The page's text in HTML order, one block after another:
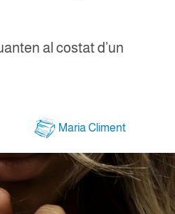
al costat d’un
Maria Climent